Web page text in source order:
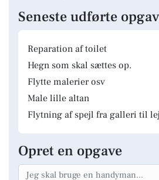
Seneste udførte
Reparation af toilet
Hegn som skal sættes op.
Flytte malerier osv
Male lille altan
Flytning af spejl fra galleri til
Opret en opgave